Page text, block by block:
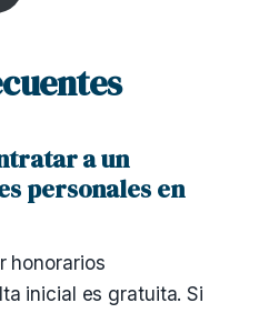
a un
personales en
honorarios
inicial es gratuita. Si